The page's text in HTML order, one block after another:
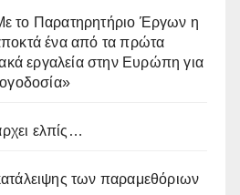
το Παρατηρητήριο Έργων η
ένα από τα πρώτα
εργαλεία στην Ευρώπη για
ελπίς…
των παραμεθόριων